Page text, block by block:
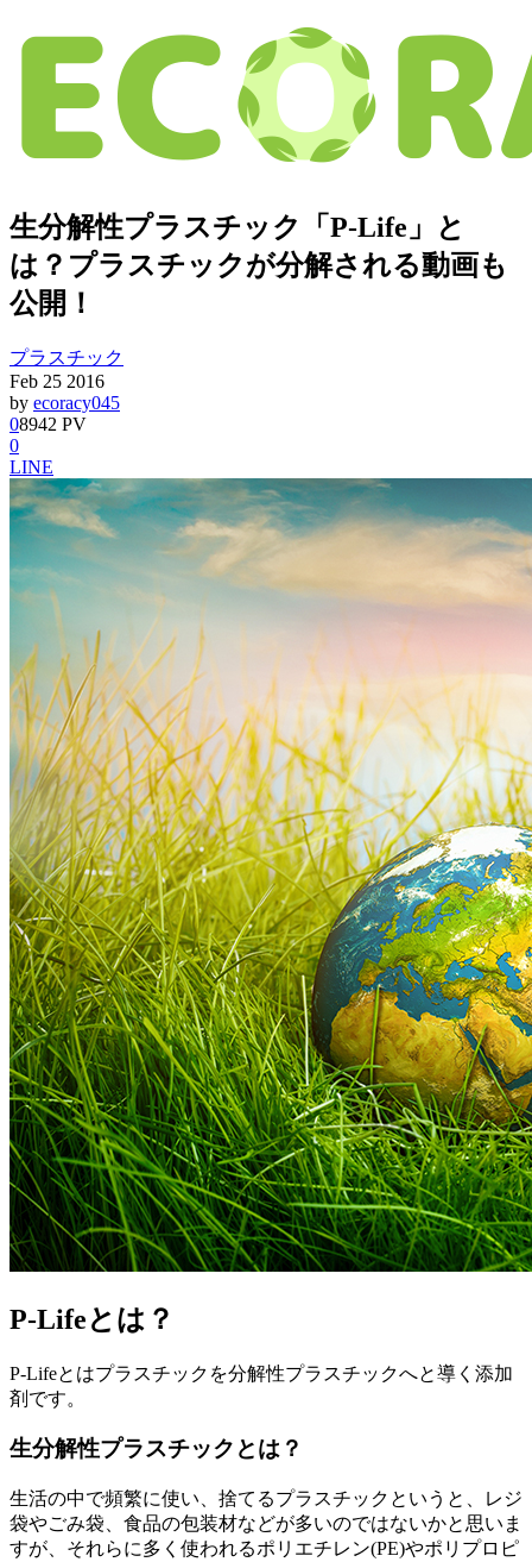
生分解性プラスチック「P-Life」と
は？プラスチックが分解される動画も
公開！
プラスチック
Feb 25 2016
by ecoracy045
08942 PV
0
LINE
P-Lifeとは？
P-Lifeとはプラスチックを分解性プラスチックへと導く添加
剤です。
生分解性プラスチックとは？
生活の中で頻繁に使い、捨てるプラスチックというと、レジ
袋やごみ袋、食品の包装材などが多いのではないかと思いま
すが、それらに多く使われるポリエチレン(PE)やポリプロピ